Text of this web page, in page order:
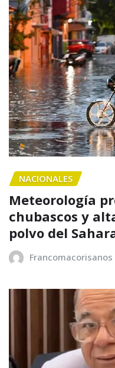
NACIONALES
Meteorología
chubascos y
polvo del
Francomacorisanos